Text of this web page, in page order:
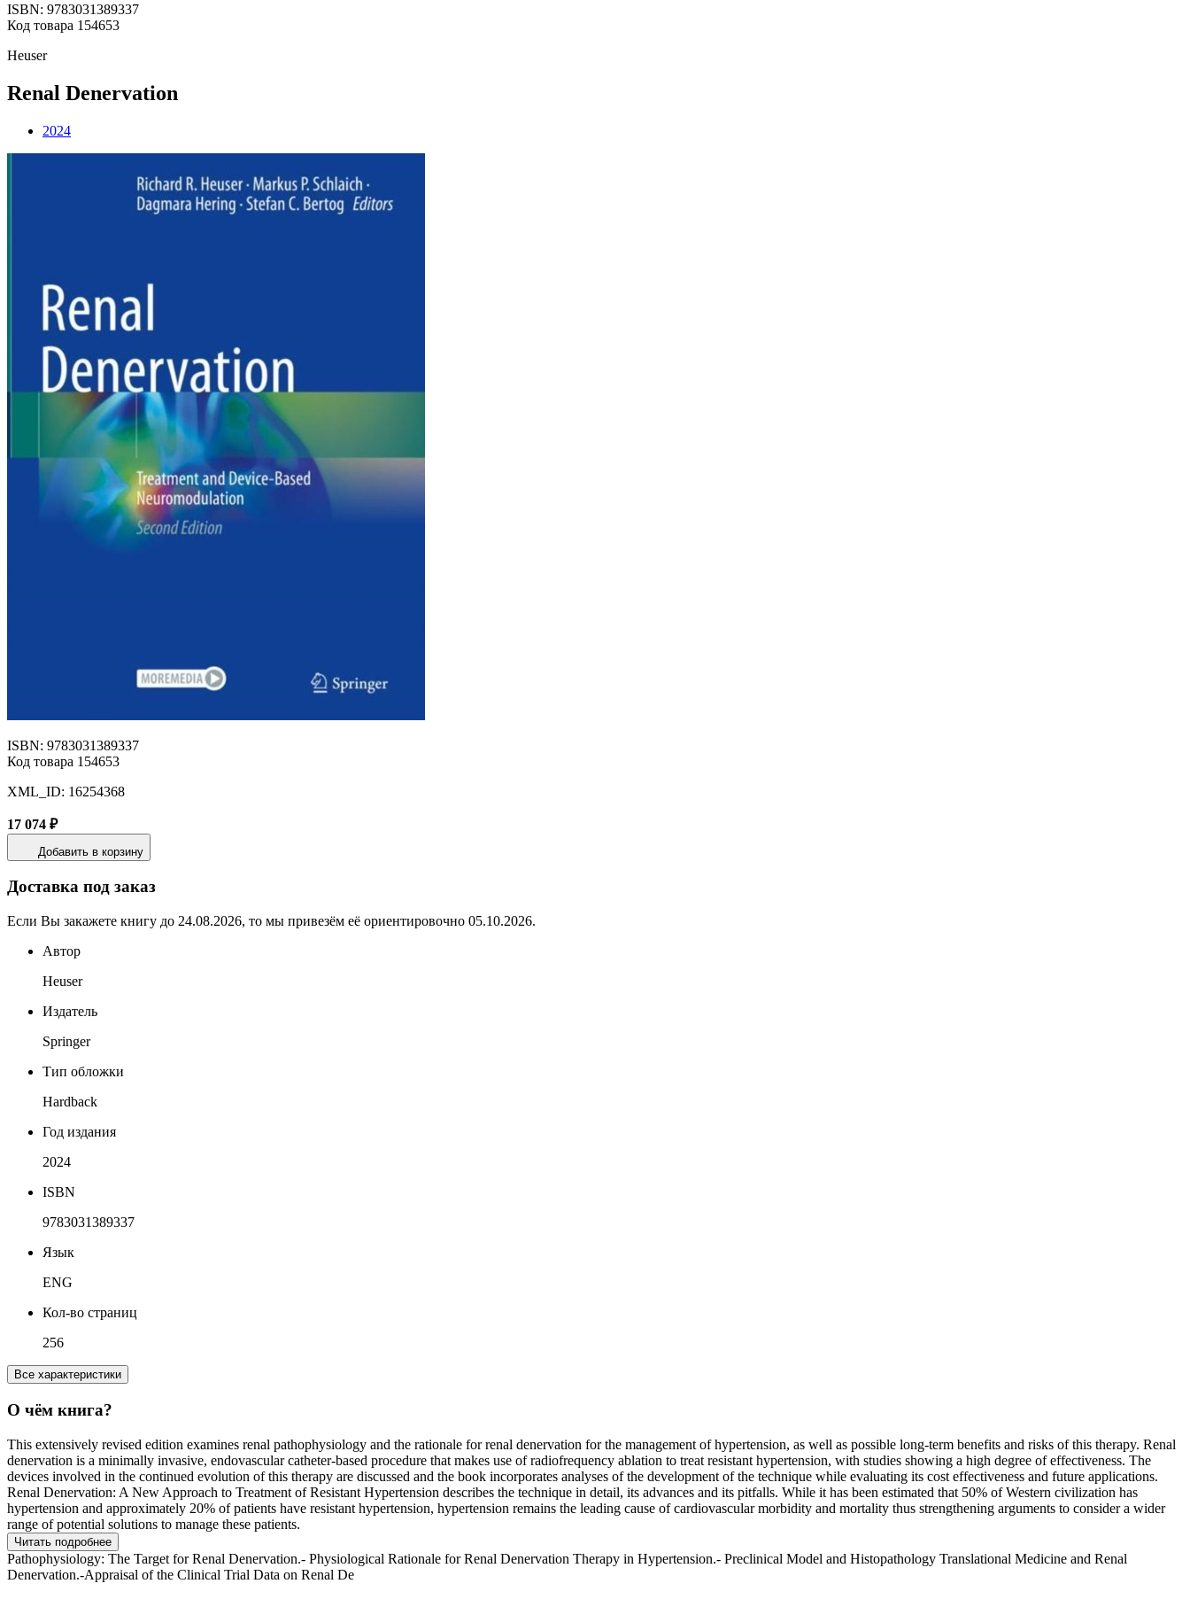
ISBN: 9783031389337
Код товара 154653
Heuser
Renal Denervation
2024
ISBN: 9783031389337
Код товара 154653
XML_ID: 16254368
17 074 ₽
Добавить в корзину
Доставка под заказ
Если Вы закажете книгу до 24.08.2026, то мы привезём её ориентировочно 05.10.2026.
Автор
Heuser
Издатель
Springer
Тип обложки
Hardback
Год издания
2024
ISBN
9783031389337
Язык
ENG
Кол-во страниц
256
Все характеристики
О чём книга?
This extensively revised edition examines renal pathophysiology and the rationale for renal denervation for the management of hypertension, as well as possible long-term benefits and risks of this therapy. Renal
denervation is a minimally invasive, endovascular catheter-based procedure that makes use of radiofrequency ablation to treat resistant hypertension, with studies showing a high degree of effectiveness. The
devices involved in the continued evolution of this therapy are discussed and the book incorporates analyses of the development of the technique while evaluating its cost effectiveness and future applications.
Renal Denervation: A New Approach to Treatment of Resistant Hypertension describes the technique in detail, its advances and its pitfalls. While it has been estimated that 50% of Western civilization has
hypertension and approximately 20% of patients have resistant hypertension, hypertension remains the leading cause of cardiovascular morbidity and mortality thus strengthening arguments to consider a wider
range of potential solutions to manage these patients.
Читать подробнее
Pathophysiology: The Target for Renal Denervation.- Physiological Rationale for Renal Denervation Therapy in Hypertension.- Preclinical Model and Histopathology Translational Medicine and Renal
Denervation.-Appraisal of the Clinical Trial Data on Renal De